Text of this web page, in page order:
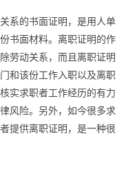
系的书面证明，是用人单
书面材料。离职证明的作
劳动关系，而且离职证明
和该份工作入职以及离职
实求职者工作经历的有力
风险。另外，如今很多求
提供离职证明，是一种很